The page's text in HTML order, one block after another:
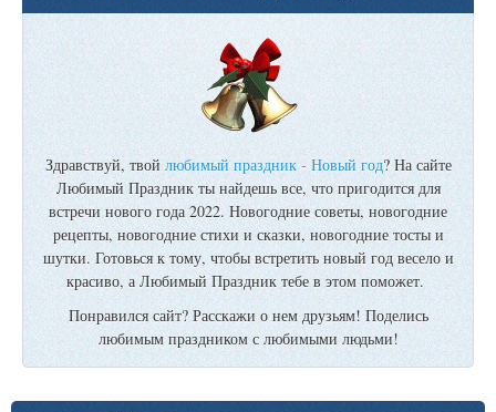
Здравствуй, твой любимый праздник - Новый год? На сайте
Любимый Праздник ты найдешь все, что пригодится для
встречи нового года 2022. Новогодние советы, новогодние
рецепты, новогодние стихи и сказки, новогодние тосты и
шутки. Готовься к тому, чтобы встретить новый год весело и
красиво, а Любимый Праздник тебе в этом поможет.
Понравился сайт? Расскажи о нем друзьям! Поделись
любимым праздником с любимыми людьми!